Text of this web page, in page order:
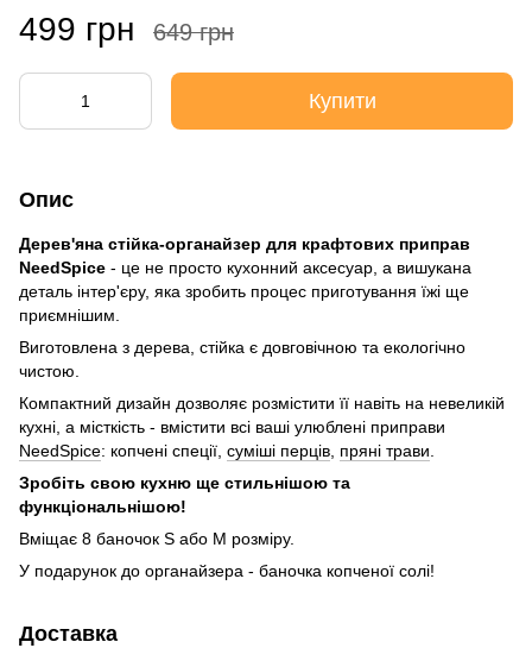
499 грн 649 грн
Купити
Опис
Дерев'яна стійка-органайзер для крафтових приправ
NeedSpice - це не просто кухонний аксесуар, а вишукана
деталь інтер'єру, яка зробить процес приготування їжі ще
приємнішим.
Виготовлена з дерева, стійка є довговічною та екологічно
чистою.
Компактний дизайн дозволяє розмістити її навіть на невеликій
кухні, а місткість - вмістити всі ваші улюблені приправи
NeedSpice: копчені спеції, суміші перців пряні трави
Зробіть свою кухню ще стильнішою та
функціональнішою!
Вміщає 8 баночок S або M розміру.
У подарунок до органайзера - баночка копченої солі!
Доставка